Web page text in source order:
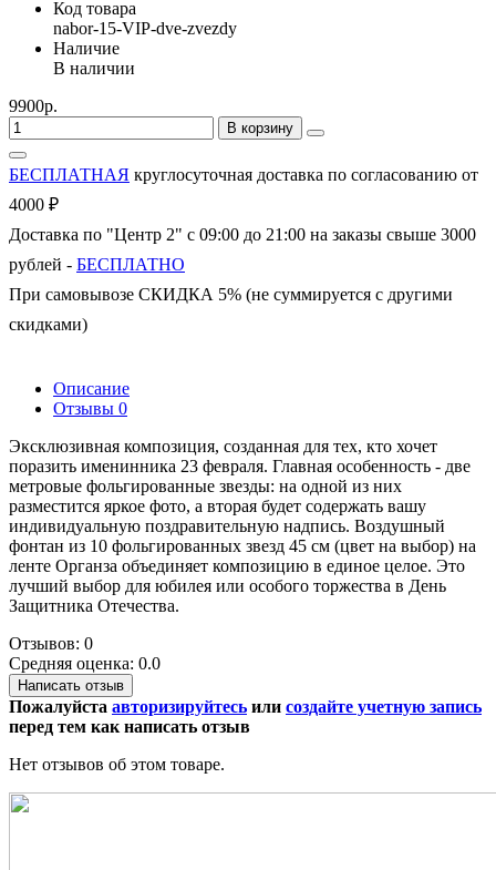
Код товара
nabor-15-VIP-dve-zvezdy
Наличие
В наличии
9900р.
В корзину
БЕСПЛАТНАЯ круглосуточная доставка по согласованию от
4000 ₽
Доставка по "Центр 2" с 09:00 до 21:00 на заказы свыше 3000
рублей - БЕСПЛАТНО
При самовывозе СКИДКА 5% (не суммируется с другими
скидками)
Описание
Отзывы 0
Эксклюзивная композиция, созданная для тех, кто хочет
поразить именинника 23 февраля. Главная особенность - две
метровые фольгированные звезды: на одной из них
разместится яркое фото, а вторая будет содержать вашу
индивидуальную поздравительную надпись. Воздушный
фонтан из 10 фольгированных звезд 45 см (цвет на выбор) на
ленте Органза объединяет композицию в единое целое. Это
лучший выбор для юбилея или особого торжества в День
Защитника Отечества.
Отзывов: 0
Средняя оценка: 0.0
Написать отзыв
Пожалуйста авторизируйтесь или создайте учетную запись
перед тем как написать отзыв
Нет отзывов об этом товаре.